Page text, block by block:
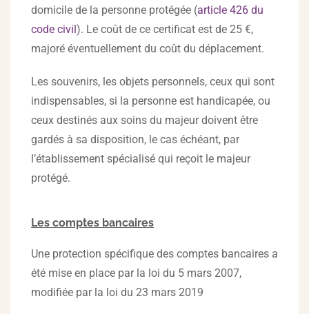
domicile de la personne protégée (article 426 du
code civil). Le coût de ce certificat est de 25 €,
majoré éventuellement du coût du déplacement.
Les souvenirs, les objets personnels, ceux qui sont
indispensables, si la personne est handicapée, ou
ceux destinés aux soins du majeur doivent être
gardés à sa disposition, le cas échéant, par
l’établissement spécialisé qui reçoit le majeur
protégé.
Les comptes bancaires
Une protection spécifique des comptes bancaires a
été mise en place par la loi du 5 mars 2007,
modifiée par la loi du 23 mars 2019